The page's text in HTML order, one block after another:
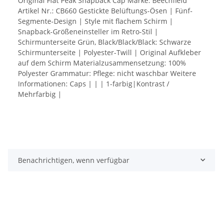
Artikel Nr.: CB660 Gestickte Belüftungs-Ösen | Fünf-
Segmente-Design | Style mit flachem Schirm |
Snapback-Größeneinsteller im Retro-Stil |
Schirmunterseite Grün, Black/Black/Black: Schwarze
Schirmunterseite | Polyester-Twill | Original Aufkleber
auf dem Schirm Materialzusammensetzung: 100%
Polyester Grammatur: Pflege: nicht waschbar Weitere
Informationen: Caps | | | 1-farbig|Kontrast /
Mehrfarbig |
Benachrichtigen, wenn verfügbar